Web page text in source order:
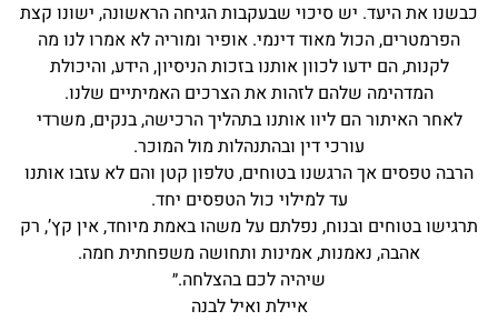
כבשנו את היעד. יש סיכוי שבעקבות הגיחה הראשונה, ישונו קצת
הפרמטרים, הכול מאוד דינמי. אופיר ומוריה לא אמרו לנו מה
לקנות, הם ידעו לכוון אותנו בזכות הניסיון, הידע, והיכולת
המדהימה שלהם לזהות את הצרכים האמיתיים שלנו.
לאחר האיתור הם ליוו אותנו בתהליך הרכישה, בנקים, משרדי
עורכי דין ובהתנהלות מול המוכר.
הרבה טפסים אך הרגשנו בטוחים, טלפון קטן והם לא עזבו אותנו
עד למילוי כול הטפסים יחד.
תרגישו בטוחים ובנוח, נפלתם על משהו באמת מיוחד, אין קץ’, רק
אהבה, נאמנות, אמינות ותחושה משפחתית חמה.
שיהיה לכם בהצלחה.״
איילת ואיל לבנה